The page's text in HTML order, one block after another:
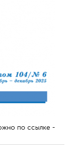
по ссылке -